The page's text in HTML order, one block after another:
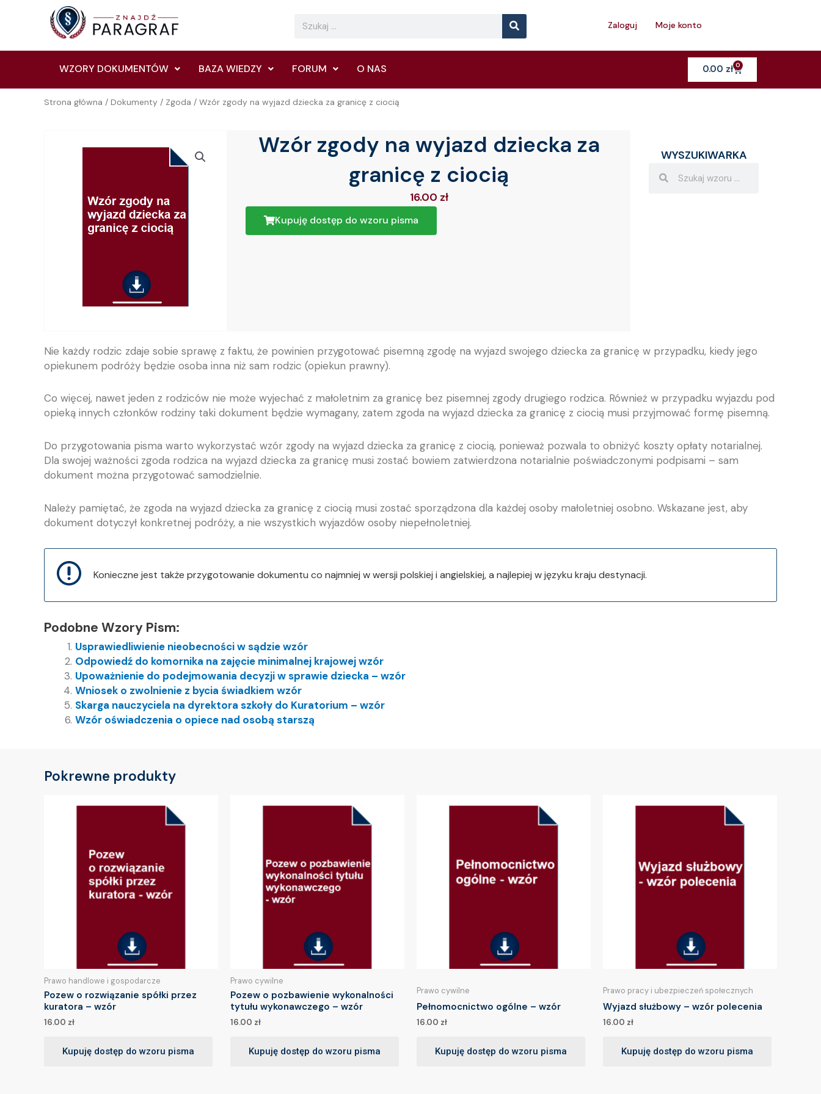
Search Search
Zaloguj Moje konto
WZORY DOKUMENTÓW BAZA WIEDZY FORUM O NAS 0.00 zł 0Cart
Strona główna / Dokumenty / Zgoda / Wzór zgody na wyjazd dziecka za granicę z ciocią
Wzór zgody na wyjazd dziecka za
granicę z ciocią
16.00 zł
Kupuję dostęp do wzoru pisma
WYSZUKIWARKA
Nie każdy rodzic zdaje sobie sprawę z faktu, że powinien przygotować pisemną zgodę na wyjazd swojego dziecka za granicę w przypadku, kiedy jego
opiekunem podróży będzie osoba inna niż sam rodzic (opiekun prawny).
Co więcej, nawet jeden z rodziców nie może wyjechać z małoletnim za granicę bez pisemnej zgody drugiego rodzica. Również w przypadku wyjazdu pod
opieką innych członków rodziny taki dokument będzie wymagany, zatem zgoda na wyjazd dziecka za granicę z ciocią musi przyjmować formę pisemną.
Do przygotowania pisma warto wykorzystać wzór zgody na wyjazd dziecka za granicę z ciocią, ponieważ pozwala to obniżyć koszty opłaty notarialnej.
Dla swojej ważności zgoda rodzica na wyjazd dziecka za granicę musi zostać bowiem zatwierdzona notarialnie poświadczonymi podpisami – sam
dokument można przygotować samodzielnie.
Należy pamiętać, że zgoda na wyjazd dziecka za granicę z ciocią musi zostać sporządzona dla każdej osoby małoletniej osobno. Wskazane jest, aby
dokument dotyczył konkretnej podróży, a nie wszystkich wyjazdów osoby niepełnoletniej.
Konieczne jest także przygotowanie dokumentu co najmniej w wersji polskiej i angielskiej, a najlepiej w języku kraju destynacji.
Podobne Wzory Pism:
Usprawiedliwienie nieobecności w sądzie wzór
Odpowiedź do komornika na zajęcie minimalnej krajowej wzór
Upoważnienie do podejmowania decyzji w sprawie dziecka – wzór
Wniosek o zwolnienie z bycia świadkiem wzór
Skarga nauczyciela na dyrektora szkoły do Kuratorium – wzór
Wzór oświadczenia o opiece nad osobą starszą
Pokrewne produkty
Prawo handlowe i gospodarcze
Pozew o rozwiązanie spółki przez
kuratora – wzór
16.00 zł
Kupuję dostęp do wzoru pisma
Prawo cywilne
Pozew o pozbawienie wykonalności
tytułu wykonawczego – wzór
16.00 zł
Kupuję dostęp do wzoru pisma
Prawo cywilne
Pełnomocnictwo ogólne – wzór
16.00 zł
Kupuję dostęp do wzoru pisma
Prawo pracy i ubezpieczeń społecznych
Wyjazd służbowy – wzór polecenia
16.00 zł
Kupuję dostęp do wzoru pisma